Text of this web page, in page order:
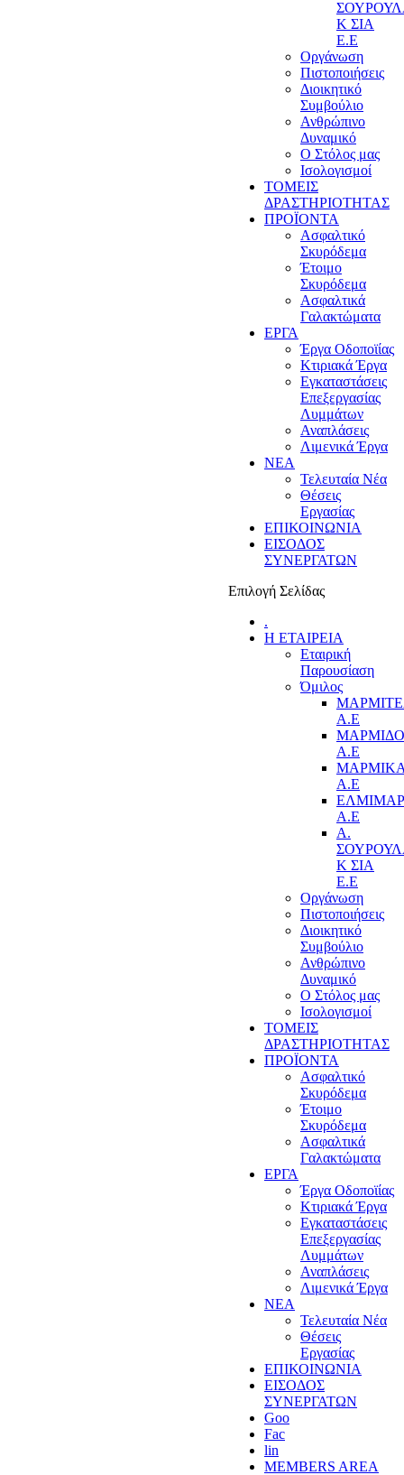
Κ ΣΙΑ
Ε.Ε
Οργάνωση
Πιστοποιήσεις
Διοικητικό
Συμβούλιο
Ανθρώπινο
Δυναμικό
Ο Στόλος μας
Ισολογισμοί
ΤΟΜΕΙΣ
ΔΡΑΣΤΗΡΙΟΤΗΤΑΣ
ΠΡΟΪΟΝΤΑ
Ασφαλτικό
Σκυρόδεμα
Έτοιμο
Σκυρόδεμα
Ασφαλτικά
Γαλακτώματα
ΕΡΓΑ
Έργα Οδοποϊίας
Κτιριακά Έργα
Εγκαταστάσεις
Επεξεργασίας
Λυμμάτων
Αναπλάσεις
Λιμενικά Έργα
ΝΕΑ
Τελευταία Νέα
Θέσεις
Εργασίας
ΕΠΙΚΟΙΝΩΝΙΑ
ΕΙΣΟΔΟΣ
ΣΥΝΕΡΓΑΤΩΝ
Επιλογή Σελίδας
.
Η ΕΤΑΙΡΕΙΑ
Εταιρική
Παρουσίαση
Όμιλος
Α.Ε
Α.Ε
Α.Ε
ΕΛΜΙΜΑΡ
Α.Ε
Α.
Κ ΣΙΑ
Ε.Ε
Οργάνωση
Πιστοποιήσεις
Διοικητικό
Συμβούλιο
Ανθρώπινο
Δυναμικό
Ο Στόλος μας
Ισολογισμοί
ΤΟΜΕΙΣ
ΔΡΑΣΤΗΡΙΟΤΗΤΑΣ
ΠΡΟΪΟΝΤΑ
Ασφαλτικό
Σκυρόδεμα
Έτοιμο
Σκυρόδεμα
Ασφαλτικά
Γαλακτώματα
ΕΡΓΑ
Έργα Οδοποϊίας
Κτιριακά Έργα
Εγκαταστάσεις
Επεξεργασίας
Λυμμάτων
Αναπλάσεις
Λιμενικά Έργα
ΝΕΑ
Τελευταία Νέα
Θέσεις
Εργασίας
ΕΠΙΚΟΙΝΩΝΙΑ
ΕΙΣΟΔΟΣ
ΣΥΝΕΡΓΑΤΩΝ
Goo
Fac
lin
MEMBERS AREA